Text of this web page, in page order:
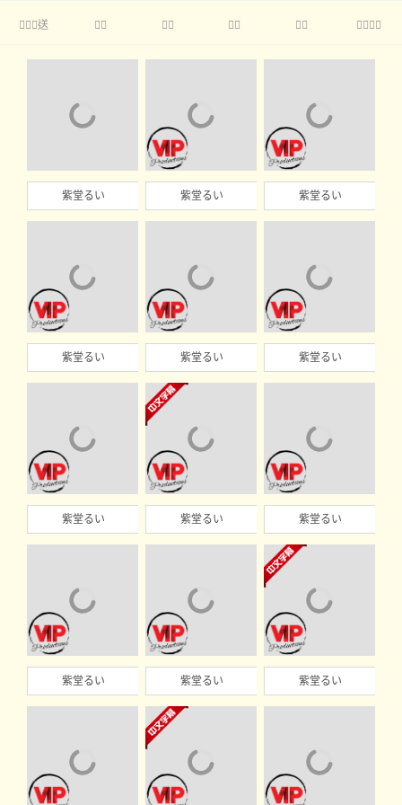
送     
紫堂るい 紫堂るい 紫堂るい
紫堂るい 紫堂るい 紫堂るい
紫堂るい 紫堂るい 紫堂るい
紫堂るい 紫堂るい 紫堂るい